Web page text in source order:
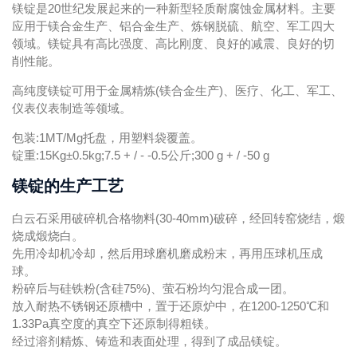
镁锭是20世纪发展起来的一种新型轻质耐腐蚀金属材料。主要
应用于镁合金生产、铝合金生产、炼钢脱硫、航空、军工四大
领域。镁锭具有高比强度、高比刚度、良好的减震、良好的切
削性能。
高纯度镁锭可用于金属精炼(镁合金生产)、医疗、化工、军工、
仪表仪表制造等领域。
包装:1MT/Mg托盘，用塑料袋覆盖。
锭重:15Kg±0.5kg;7.5 + / - -0.5公斤;300 g + / -50 g
镁锭的生产工艺
白云石采用破碎机合格物料(30-40mm)破碎，经回转窑烧结，煅
烧成煅烧白。
先用冷却机冷却，然后用球磨机磨成粉末，再用压球机压成
球。
粉碎后与硅铁粉(含硅75%)、萤石粉均匀混合成一团。
放入耐热不锈钢还原槽中，置于还原炉中，在1200-1250℃和
1.33Pa真空度的真空下还原制得粗镁。
经过溶剂精炼、铸造和表面处理，得到了成品镁锭。